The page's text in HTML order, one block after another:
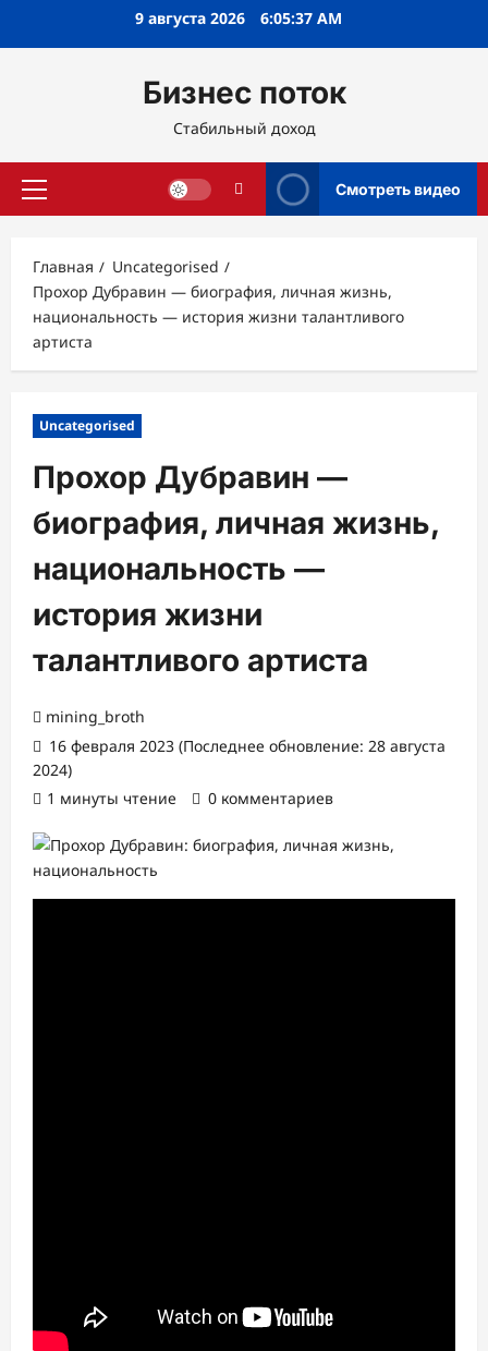
9 августа 2026 6:05:38 AM
Бизнес поток
Стабильный доход
Основное
Смотреть видео
Главная
Uncategorised
Прохор Дубравин — биография, личная жизнь,
национальность — история жизни талантливого
артиста
Uncategorised
Прохор Дубравин —
биография, личная жизнь,
национальность —
история жизни
талантливого артиста
mining_broth
16 февраля 2023 (Последнее обновление: 28 августа
2024)
1 минуты чтение
0 комментариев